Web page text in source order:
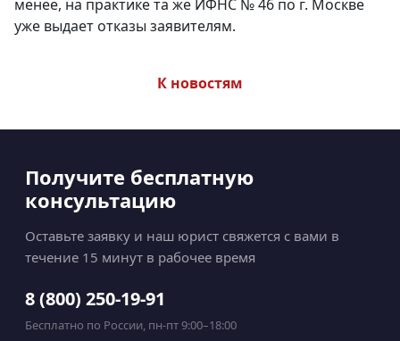
менее, на практике та же ИФНС № 46 по г. Москве
уже выдает отказы заявителям.
К новостям
Получите бесплатную
консультацию
Оставьте заявку и наш юрист свяжется с вами в
течение 15 минут в рабочее время
8 (800) 250-19-91
Бесплатно по России, пн-пт 9:00–18:00